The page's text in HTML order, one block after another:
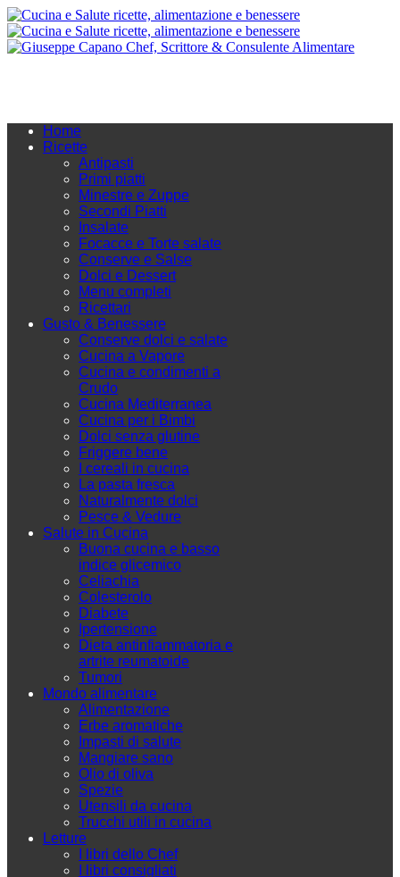
Home
Ricette
Antipasti
Primi piatti
Minestre e Zuppe
Secondi Piatti
Insalate
Focacce e Torte salate
Conserve e Salse
Dolci e Dessert
Menu completi
Ricettari
Gusto & Benessere
Conserve dolci e salate
Cucina a Vapore
Cucina e condimenti a
Crudo
Cucina Mediterranea
Cucina per i Bimbi
Dolci senza glutine
Friggere bene
I cereali in cucina
La pasta fresca
Naturalmente dolci
Pesce & Vedure
Salute in Cucina
Buona cucina e basso
indice glicemico
Celiachia
Colesterolo
Diabete
Ipertensione
Dieta antinfiammatoria e
artrite reumatoide
Tumori
Mondo alimentare
Alimentazione
Erbe aromatiche
Impasti di salute
Mangiare sano
Olio di oliva
Spezie
Utensili da cucina
Trucchi utili in cucina
Letture
I libri dello Chef
I libri consigliati